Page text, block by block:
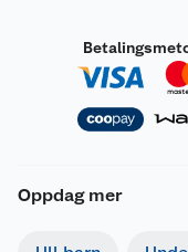
Oppdag mer